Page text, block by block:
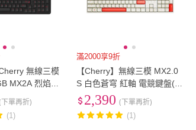
無線三模
MX2A 烈焰虹
RGB 無線 熱
MX2A 電競)
單再折)
(1)
滿2000享9折
【Cherry】無線三模 MX2.0
S 白色蒼穹 紅軸 電競鍵盤(M
X2A 復古 遊戲 辦公鍵盤)
2,390 (下單再折)
(1)